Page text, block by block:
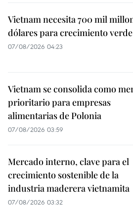
Vietnam necesita 700 mil
dólares para crecimiento verde
07/08/2026 04:23
Vietnam se consolida como
prioritario para empresas
alimentarias de Polonia
07/08/2026 03:59
Mercado interno, clave para el
crecimiento sostenible de la
industria maderera vietnamita
07/08/2026 03:32